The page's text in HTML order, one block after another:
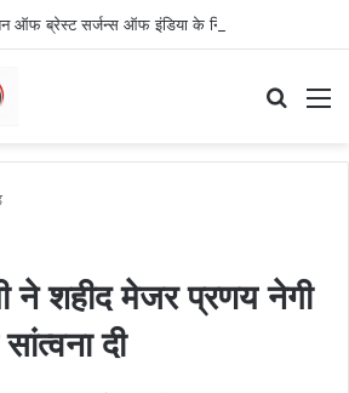
ने शहीद मेजर प्रणय नेगी
दी